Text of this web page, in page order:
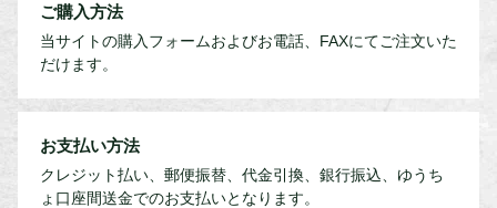
ご購入方法
当サイトの購入フォームおよびお電話、FAXにてご注文いた
だけます。
お支払い方法
クレジット払い、郵便振替、代金引換、銀行振込、ゆうち
ょ口座間送金でのお支払いとなります。